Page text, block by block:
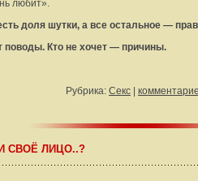
любит».
доля шутки, а все остальное —
поводы. Кто не хочет — причины.
Рубрика: Секс
СВОЁ ЛИЦО..?